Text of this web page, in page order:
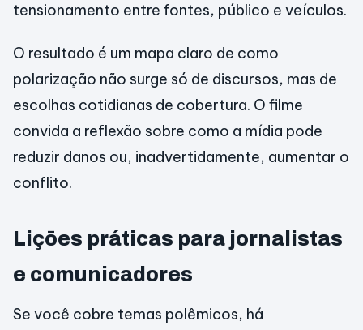
tensionamento entre fontes, público e veículos.
O resultado é um mapa claro de como
polarização não surge só de discursos, mas de
escolhas cotidianas de cobertura. O filme
convida a reflexão sobre como a mídia pode
reduzir danos ou, inadvertidamente, aumentar o
conflito.
Liçōes práticas para jornalistas
e comunicadores
Se você cobre temas polêmicos, há